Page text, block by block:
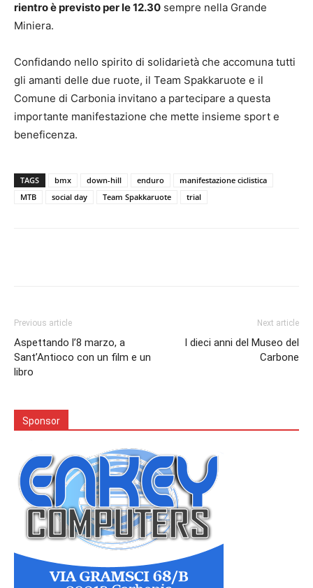
rientro è previsto per le 12.30 sempre nella Grande
Miniera.
Confidando nello spirito di solidarietà che accomuna tutti
gli amanti delle due ruote, il Team Spakkaruote e il
Comune di Carbonia invitano a partecipare a questa
importante manifestazione che mette insieme sport e
beneficenza.
TAGS bmx down-hill enduro
manifestazione ciclistica
MTB
social day Team Spakkaruote trial
Previous article
Aspettando l’8 marzo, a
Sant’Antioco con un film e un
libro
Next article
I dieci anni del Museo del
Carbone
Sponsor